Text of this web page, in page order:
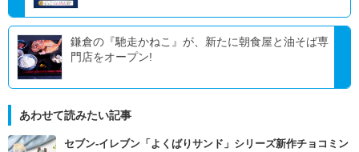
鎌倉の『馳走かねこ』が、新たに朝食屋と油そば専
門店をオープン!
あわせて読みたい記事
セブン‐イレブン「よくばりサンド」シリーズ新作チョコミン